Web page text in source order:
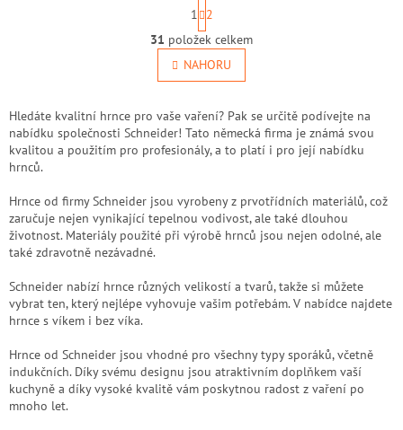
O
v
l
á
a
c
í
v
k
y
p
i
t
r
á
n
k
v
á
n
í
1
2
31 položek celkem
NAHORU
Hledáte kvalitní hrnce pro vaše vaření? Pak se určitě podívejte na
nabídku společnosti Schneider! Tato německá firma je známá svou
kvalitou a použitím pro profesionály, a to platí i pro její nabídku
hrnců.
Hrnce od firmy Schneider jsou vyrobeny z prvotřídních materiálů, což
zaručuje nejen vynikající tepelnou vodivost, ale také dlouhou
životnost. Materiály použité při výrobě hrnců jsou nejen odolné, ale
také zdravotně nezávadné.
Schneider nabízí hrnce různých velikostí a tvarů, takže si můžete
vybrat ten, který nejlépe vyhovuje vašim potřebám. V nabídce najdete
hrnce s víkem i bez víka.
Hrnce od Schneider jsou vhodné pro všechny typy sporáků, včetně
indukčních. Díky svému designu jsou atraktivním doplňkem vaší
kuchyně a díky vysoké kvalitě vám poskytnou radost z vaření po
mnoho let.